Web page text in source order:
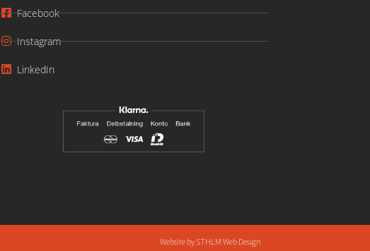
Facebook
Instagram
LinkedIn
Website by STHLM Web Design